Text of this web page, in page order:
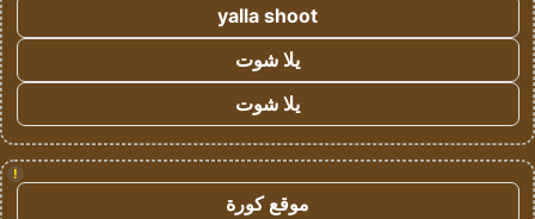
yalla shoot
يلا شوت
يلا شوت
!
موقع كورة